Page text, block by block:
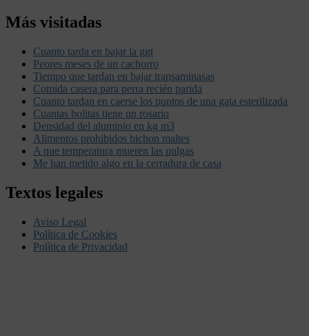
Más visitadas
Cuanto tarda en bajar la ggt
Peores meses de un cachorro
Tiempo que tardan en bajar transaminasas
Comida casera para perra recién parida
Cuanto tardan en caerse los puntos de una gata esterilizada
Cuantas bolitas tiene un rosario
Densidad del aluminio en kg m3
Alimentos prohibidos bichon maltes
A que temperatura mueren las pulgas
Me han metido algo en la cerradura de casa
Textos legales
Aviso Legal
Política de Cookies
Política de Privacidad